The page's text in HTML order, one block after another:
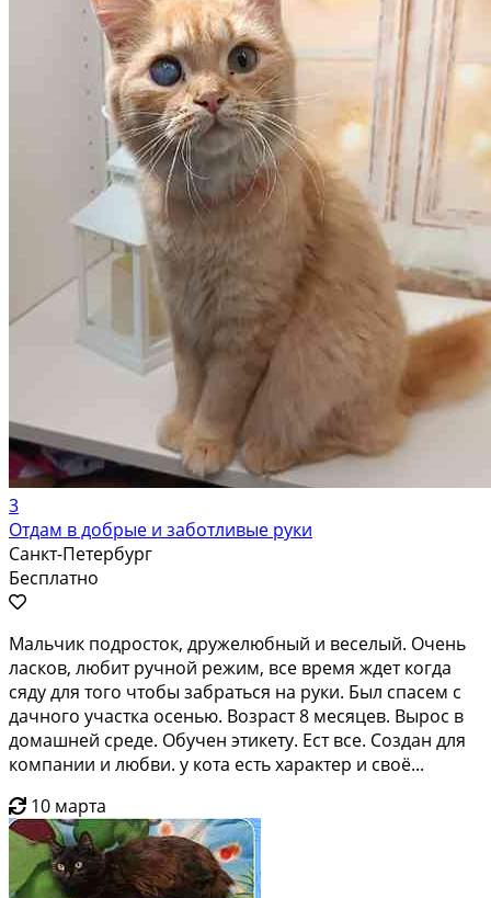
3
Отдам в добрые и заботливые руки
Санкт-Петербург
Бесплатно
Мальчик подросток, дружелюбный и веселый. Очень
ласков, любит ручной режим, все время ждет когда
сяду для того чтобы забраться на руки. Был спасем с
дачного участка осенью. Возраст 8 месяцев. Вырос в
домашней среде. Обучен этикету. Ест все. Создан для
компании и любви. у кота есть характер и своё...
10 марта